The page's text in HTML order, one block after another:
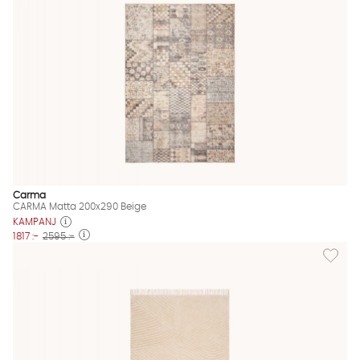
Carma
CARMA Matta 200x290 Beige
KAMPANJ
1817 :- 2595 :-
Lägg